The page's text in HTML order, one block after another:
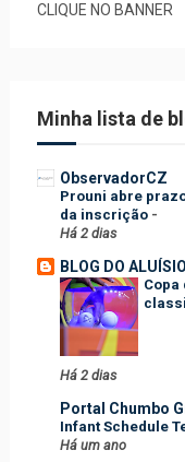
CLIQUE NO BANNER
Minha lista de
ObservadorCZ
Prouni abre
da inscrição -
Há 2 dias
BLOG DO
Copa
Há 2 dias
Portal Chumbo
Infant Schedule
Há um ano